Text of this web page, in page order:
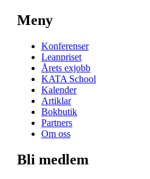
Meny
Konferenser
Leanpriset
Årets exjobb
KATA School
Kalender
Artiklar
Bokbutik
Partners
Om oss
Bli medlem